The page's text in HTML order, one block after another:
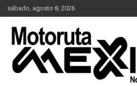
Skip
to
content
sábado, agosto 8, 2026